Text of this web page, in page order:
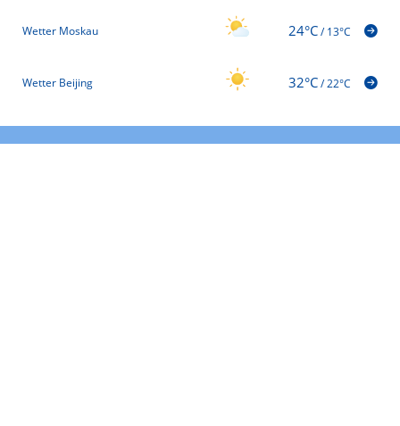
Wetter Moskau 24°C/13°C
Wetter Beijing 32°C/22°C